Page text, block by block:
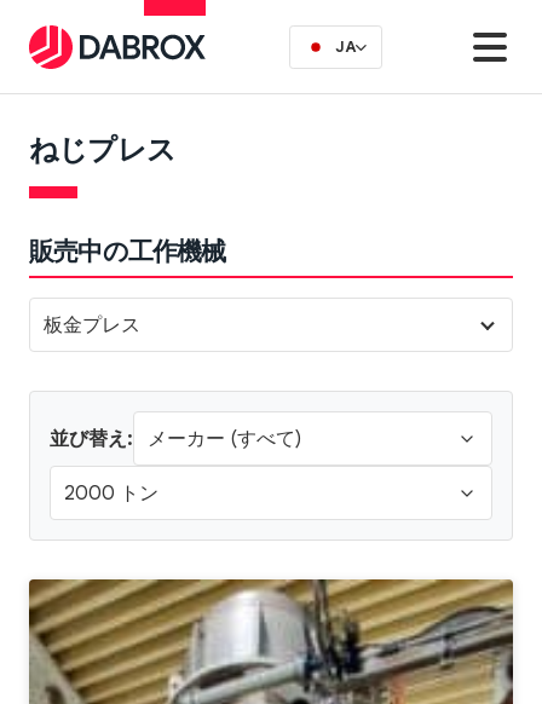
ねじプレス
販売中の工作機械
板金プレス
並び替え: